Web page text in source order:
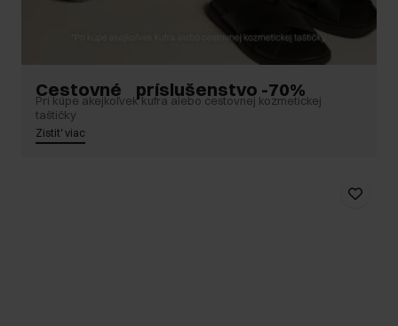
Cestovné príslušenstvo -70%
Pri kúpe akejkoľvek kufra alebo cestovnej kozmetickej
taštičky
Zistit' viac